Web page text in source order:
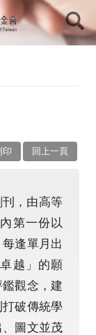
回上一頁
印
刊，由高等
第一份以
每逢單月出
越」的願
觀念，建
破傳統學
圖文並茂